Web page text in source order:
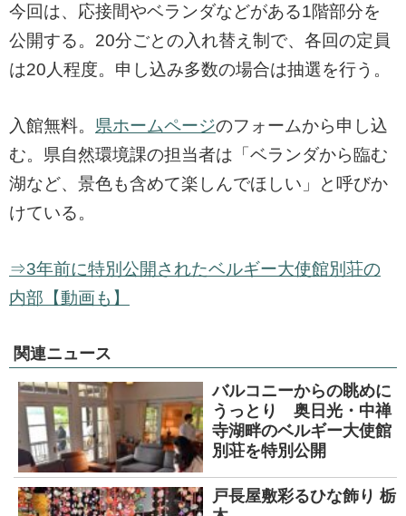
今回は、応接間やベランダなどがある1階部分を
公開する。20分ごとの入れ替え制で、各回の定員
は20人程度。申し込み多数の場合は抽選を行う。
入館無料。 県ホームページのフォームから申し込
む。県自然環境課の担当者は「ベランダから臨む
湖など、景色も含めて楽しんでほしい」と呼びか
けている。
⇒3年前に特別公開されたベルギー大使館別荘の
内部【動画も】
関連ニュース
バルコニーからの眺めに
うっとり 奥日光・中禅
寺湖畔のベルギー大使館
別荘を特別公開
戸長屋敷彩るひな飾り 栃